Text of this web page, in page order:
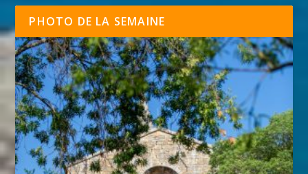
PHOTO DE LA SEMAINE